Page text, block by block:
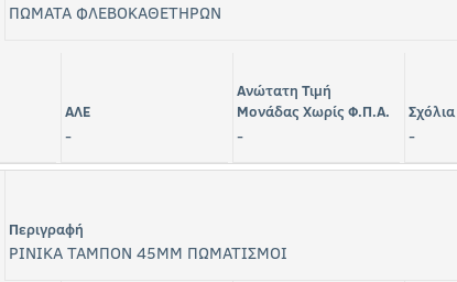
ΠΩΜΑΤΑ ΦΛΕΒΟΚΑΘΕΤΗΡΩΝ
ΑΛΕ
-
Ανώτατη Τιμή
Μονάδας Χωρίς Φ.Π.Α.
-
Σχόλια
-
Περιγραφή
ΡΙΝΙΚΑ ΤΑΜΠΟΝ 45ΜΜ ΠΩΜΑΤΙΣΜΟΙ